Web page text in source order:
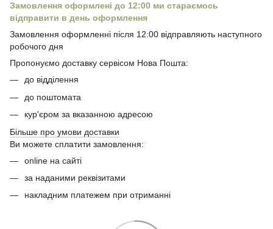
Замовлення оформлені до 12:00 ми стараємось
відправити в день оформлення
Замовлення оформленні після 12:00 відправляють наступного
робочого дня
Пропонуємо доставку сервісом Нова Пошта:
до відділення
до поштомата
кур'єром за вказанною адресою
Більше про умови доставки
Ви можете сплатити замовлення:
online на сайті
за наданими реквізитами
накладним платежем при отриманні